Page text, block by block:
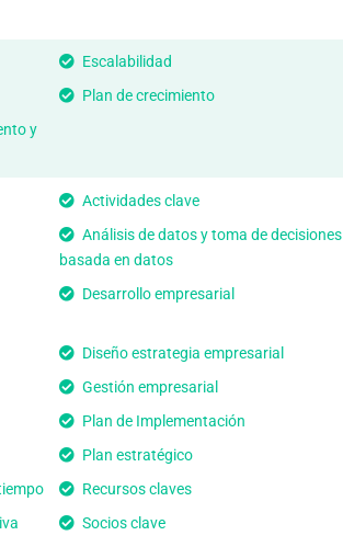
Escalabilidad
Plan de crecimiento
y
Actividades clave
Análisis de datos y toma de decisiones
basada en datos
Desarrollo empresarial
Diseño estrategia empresarial
Gestión empresarial
Plan de Implementación
Plan estratégico
Recursos claves
Socios clave